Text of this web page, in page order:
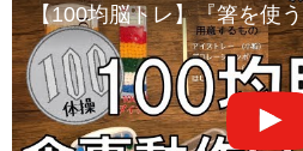
【100均脳トレ】『箸を使